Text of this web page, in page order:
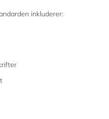
inkluderer: